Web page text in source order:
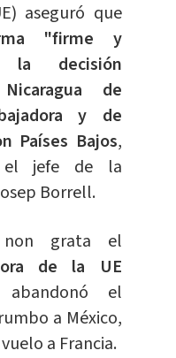
aseguró que
"firme y
la decisión
de
y de
Países Bajos,
el jefe de la
Borrell.
non grata el
de la UE
el
a México,
a Francia.